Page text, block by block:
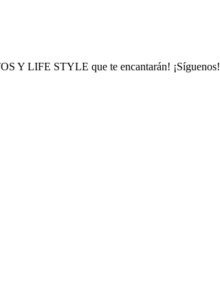
Y LIFE STYLE que te encantarán! ¡Síguenos!